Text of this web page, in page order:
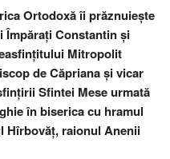
Ortodoxă îi prăznuiește
Constantin și
Mitropolit
de Căpriana și vicar
Sfintei Mese urmată
în biserica cu hramul
Hîrbovăț, raionul Anenii